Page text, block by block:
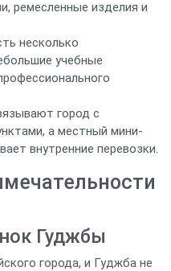
ремесленные изделия и
несколько
учебные
город с
а местный мини-
внутренние перевозки.
Гуджбы
города, и Гуджба не